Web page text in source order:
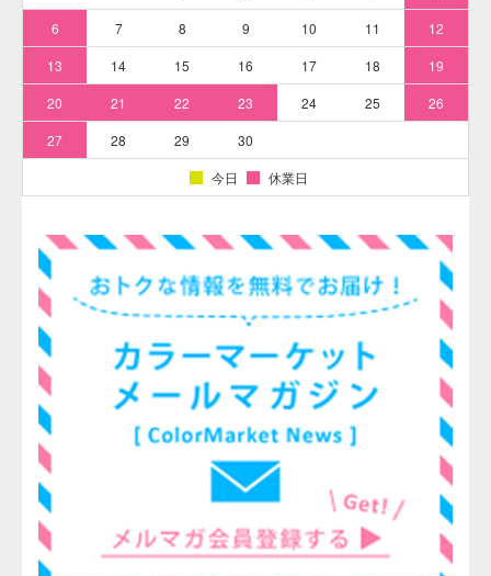
※本品には染色手順の解説書が付属しています。
そめそめキットProで上手く染めるコツ
上記の記事の内容に関しては万全を期しておりますが、万一